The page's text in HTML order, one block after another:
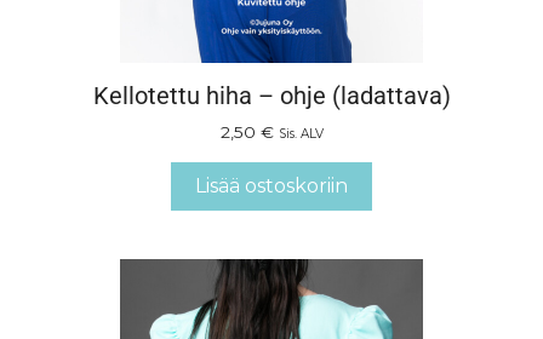
Kellotettu hiha – ohje (ladattava)
2,50 € Sis. ALV
Lisää ostoskoriin